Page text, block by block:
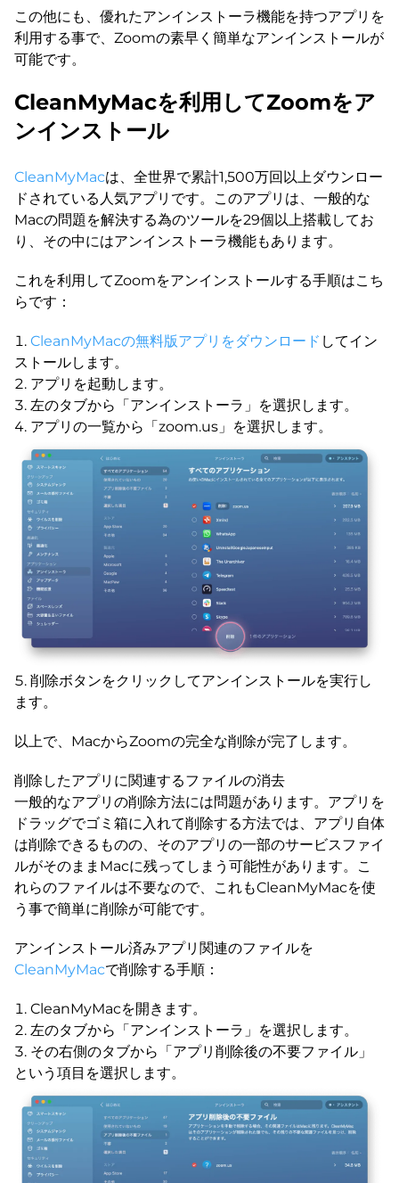
この他にも、優れたアンインストーラ機能を持つアプリを
利用する事で、Zoomの素早く簡単なアンインストールが
可能です。
CleanMyMacを利用してZoomをア
ンインストール
CleanMyMacは、全世界で累計1,500万回以上ダウンロー
ドされている人気アプリです。このアプリは、一般的な
Macの問題を解決する為のツールを29個以上搭載してお
り、その中にはアンインストーラ機能もあります。
これを利用してZoomをアンインストールする手順はこち
らです：
CleanMyMacの無料版アプリをダウンロード してイン
ストールします。
アプリを起動します。
左のタブから「アンインストーラ」を選択します。
アプリの一覧から「zoom.us」を選択します。
削除ボタンをクリックしてアンインストールを実行し
ます。
以上で、MacからZoomの完全な削除が完了します。
削除したアプリに関連するファイルの消去
一般的なアプリの削除方法には問題があります。アプリを
ドラッグでゴミ箱に入れて削除する方法では、アプリ自体
は削除できるものの、そのアプリの一部のサービスファイ
ルがそのままMacに残ってしまう可能性があります。こ
れらのファイルは不要なので、これもCleanMyMacを使
う事で簡単に削除が可能です。
アンインストール済みアプリ関連のファイルを
CleanMyMacで削除する手順：
CleanMyMacを開きます。
左のタブから「アンインストーラ」を選択します。
その右側のタブから「アプリ削除後の不要ファイル」
という項目を選択します。